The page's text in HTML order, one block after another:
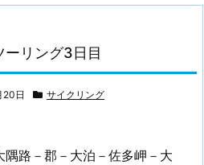
リング3日目
20日 サイクリング
路－郡－大泊－佐多岬－大